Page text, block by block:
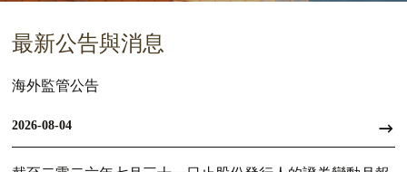
最新公告與消息
海外監管公告
2026-08-04